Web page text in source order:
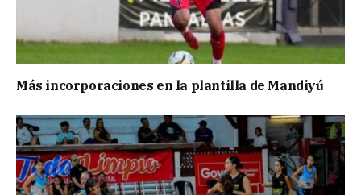
Más incorporaciones en la plantilla de Mandiyú